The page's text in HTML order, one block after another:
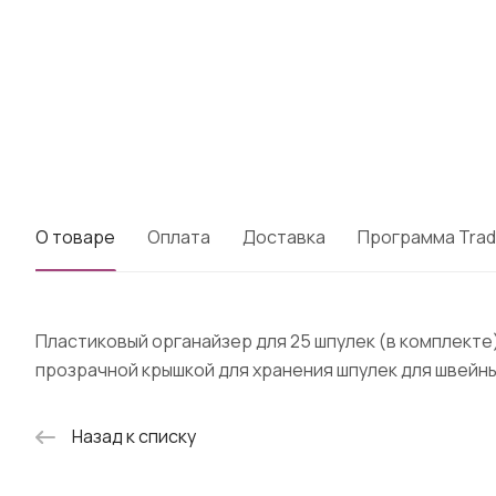
О товаре Оплата Доставка Программа
Пластиковый органайзер для 25 шпулек (в
прозрачной крышкой для хранения шпулек для
Назад к списку